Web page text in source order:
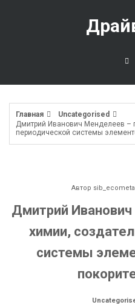
Главная
Uncategorised
Дмитрий Иванович Менделеев –
периодической системы
Автор
Дмитрий
химии,
системы